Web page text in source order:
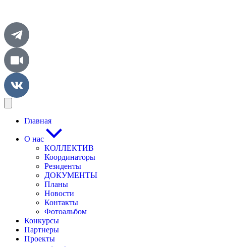
Главная
О нас
КОЛЛЕКТИВ
Координаторы
Резиденты
ДОКУМЕНТЫ
Планы
Новости
Контакты
Фотоальбом
Конкурсы
Партнеры
Проекты